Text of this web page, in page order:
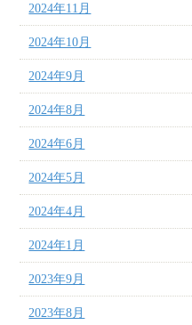
2024年11月
2024年10月
2024年9月
2024年8月
2024年6月
2024年5月
2024年4月
2024年1月
2023年9月
2023年8月